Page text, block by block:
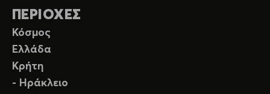
ΠΕΡΙΟΧΕΣ
Κόσμος
Ελλάδα
Κρήτη
- Ηράκλειο